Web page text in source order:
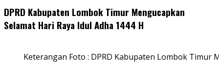
DPRD Kabupaten Lombok Timur Mengucapkan
Selamat Hari Raya Idul Adha 1444 H
Keterangan Foto : DPRD Kabupaten Lombok Timur